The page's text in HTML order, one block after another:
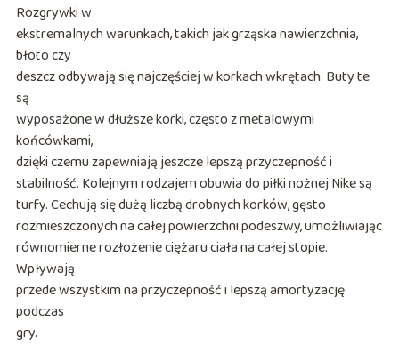
Rozgrywki w
ekstremalnych warunkach, takich jak grząska nawierzchnia,
błoto czy
deszcz odbywają się najczęściej w korkach wkrętach. Buty te
są
wyposażone w dłuższe korki, często z metalowymi
końcówkami,
dzięki czemu zapewniają jeszcze lepszą przyczepność i
stabilność. Kolejnym rodzajem obuwia do piłki nożnej Nike są
turfy. Cechują się dużą liczbą drobnych korków, gęsto
rozmieszczonych na całej powierzchni podeszwy, umożliwiając
równomierne rozłożenie ciężaru ciała na całej stopie.
Wpływają
przede wszystkim na przyczepność i lepszą amortyzację
podczas
gry.